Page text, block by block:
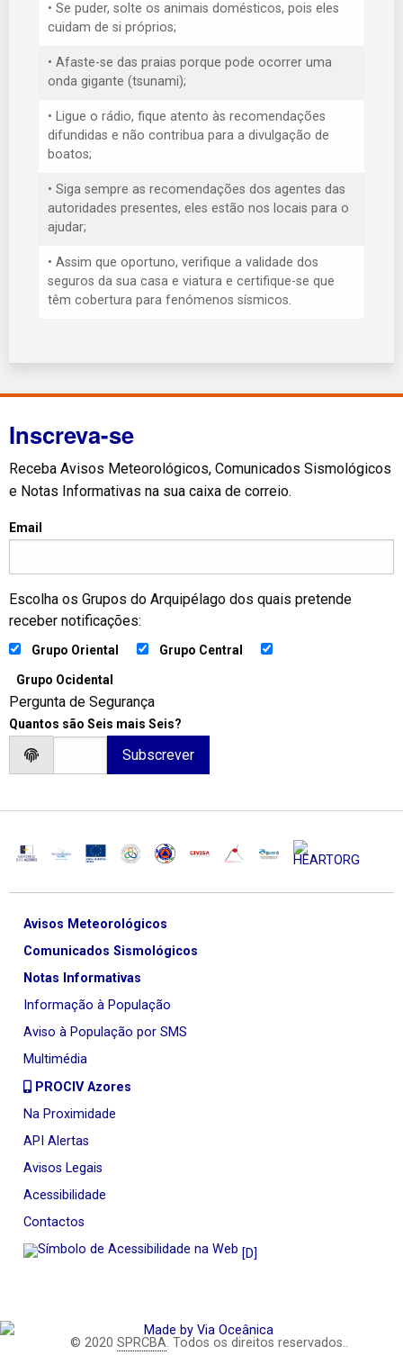
• Se puder, solte os animais domésticos, pois eles
cuidam de si próprios;
• Afaste-se das praias porque pode ocorrer uma
onda gigante (tsunami);
• Ligue o rádio, fique atento às recomendações
difundidas e não contribua para a divulgação de
boatos;
• Siga sempre as recomendações dos agentes das
autoridades presentes, eles estão nos locais para o
ajudar;
• Assim que oportuno, verifique a validade dos
seguros da sua casa e viatura e certifique-se que
têm cobertura para fenómenos sísmicos.
Inscreva-se
Receba Avisos Meteorológicos, Comunicados Sismológicos
e Notas Informativas na sua caixa de correio.
Email
Escolha os Grupos do Arquipélago dos quais pretende
receber notificações:
Grupo Oriental Grupo Central
Grupo Ocidental
Pergunta de Segurança
Quantos são Seis mais Seis?
Avisos Meteorológicos
Comunicados Sismológicos
Notas Informativas
Informação à População
Aviso à População por SMS
Multimédia
PROCIV Azores
Na Proximidade
API Alertas
Avisos Legais
Acessibilidade
Contactos
[D]
© 2020 SPRCBA. Todos os direitos reservados..